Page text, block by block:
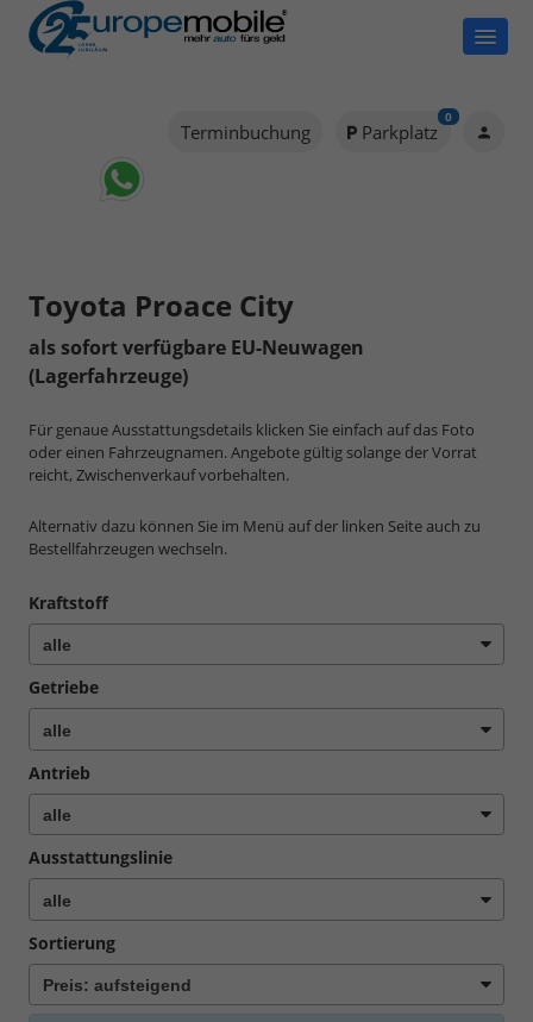
Terminbuchung Parkplatz
0
Toyota Proace City
als sofort verfügbare EU-Neuwagen
(Lagerfahrzeuge)
Für genaue Ausstattungsdetails klicken Sie einfach auf das Foto
oder einen Fahrzeugnamen. Angebote gültig solange der Vorrat
reicht, Zwischenverkauf vorbehalten.
Alternativ dazu können Sie im Menü auf der linken Seite auch zu
Bestellfahrzeugen wechseln.
Kraftstoff
Getriebe
Antrieb
Ausstattungslinie
Sortierung